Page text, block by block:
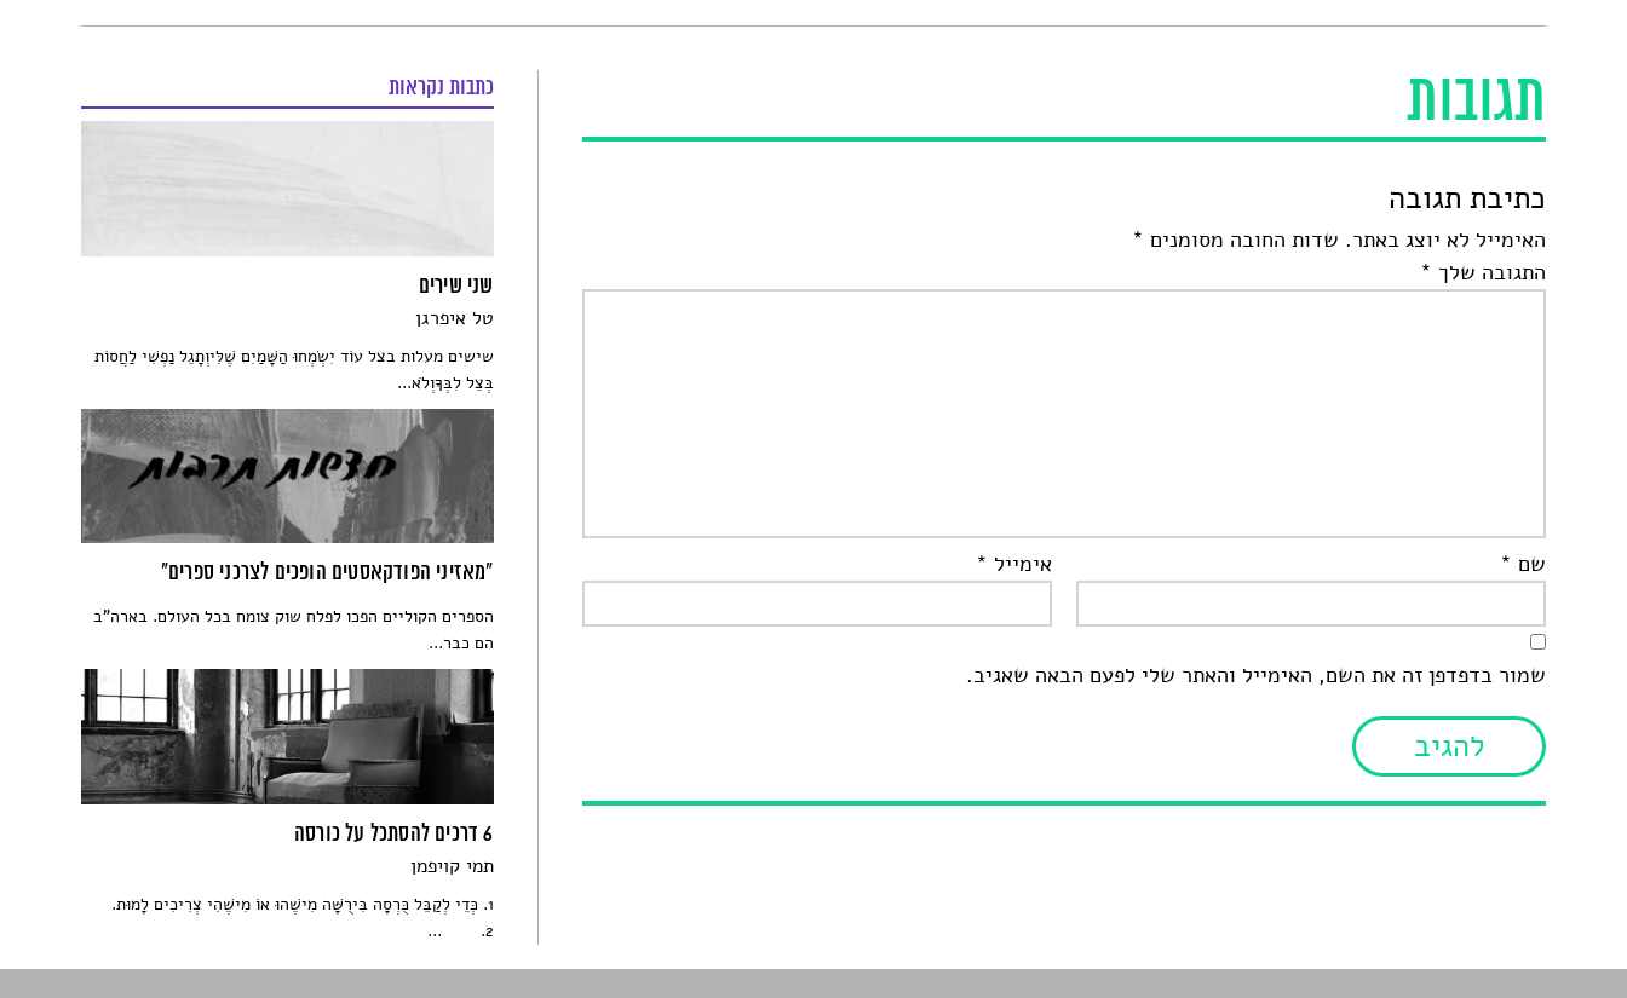
תגובות
כתיבת תגובה
האימייל לא יוצג באתר. שדות החובה מסומנים *
התגובה שלך *
שם * אימייל *
שמור בדפדפן זה את השם, האימייל והאתר שלי לפעם הבאה שאגיב.
כתבות נקראות
שני שירים
טל איפרגן
שישים מעלות בצל עוֹד יִשְׂמְחוּ הַשָּׁמַיִם שֶׁלִּיוְתָגֵל נַפְשִׁי לַחֲסוֹת
בְּצֵל לִבְּךָוְלֹא...
"מאזיני הפודקאסטים הופכים לצרכני ספרים"
הספרים הקוליים הפכו לפלח שוק צומח בכל העולם. בארה"ב
הם כבר...
6 דרכים להסתכל על כורסה
תמי קויפמן
1. כְּדֵי לְקַבֵּל כֻּרְסָה בִּירֻשָּׁה מִישֶׁהוּ אוֹ מִישֶׁהִי צְרִיכִים לָמוּת.
2. ...